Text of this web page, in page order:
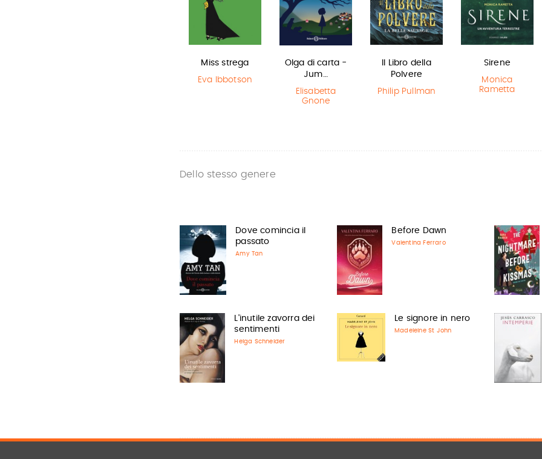
Miss strega
Eva Ibbotson
Olga di carta -
Jum…
Elisabetta
Gnone
Il Libro della
Polvere
Philip Pullman
Sirene
Monica
Rametta
Dello stesso genere
Dove comincia il
passato
Amy Tan
Before Dawn
Valentina Ferraro
L'inutile zavorra dei
sentimenti
Helga Schneider
Le signore in nero
Madeleine St John